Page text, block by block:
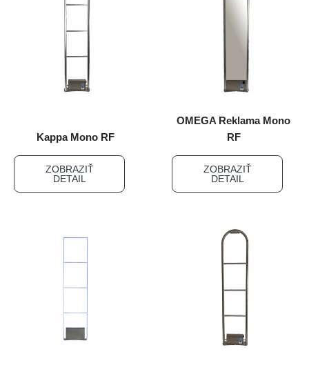
Kappa Mono RF
ZOBRAZIŤ
DETAIL
OMEGA Reklama Mono
RF
ZOBRAZIŤ
DETAIL